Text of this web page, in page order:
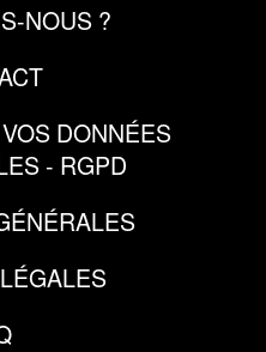
NOUS ?
DONNÉES
- RGPD